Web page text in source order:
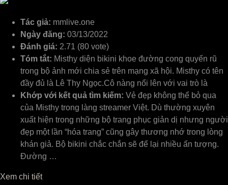
Tác giả: mmlive.one
Ngày đăng: 03/13/2022
Đánh giá: 2.71 (80 vote)
Tóm tắt: Misthy diện bikini khoe đường cong quyến rũ
trong bộ ảnh mới chia sẻ trên mạng xã hội. Misthy có tên
đầy đủ là Lê Thy Ngọc.Cô nàng nổi lên với vai trò là
Khớp với kết quả tìm kiếm: Vẻ đẹp không thể bỏ qua
của Misthy trong làng streamer Việt. Dù thường xuyên
xuất hiện trong những bộ trang phục giản dị nhưng người
đẹp một lần “hóa trang” cũng gây thương nhớ trong lòng
khán giả. Bộ bikini chắc chắn sẽ để lại nhiều ấn tượng.
Đường …
Xem chi tiết